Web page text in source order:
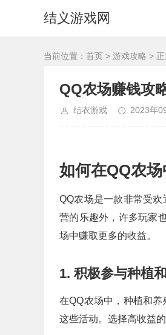
结义游戏网
当前位置： 首页 > 游戏攻略 >
QQ农场赚钱攻
结衣游戏 2023年
如何在QQ农
QQ农场是一款非常受
营的乐趣外，许多玩家
场中赚取更多的收益。
1. 积极参与种植
在QQ农场中，种植和
这些活动。选择高收益